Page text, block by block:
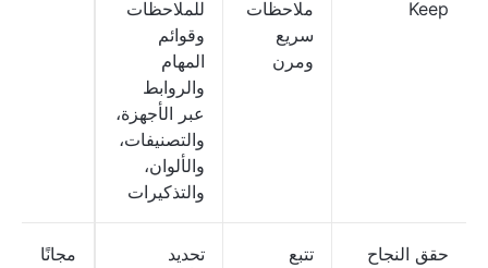
Keep
ملاحظات
سريع
ومرن
للملاحظات
وقوائم
المهام
والروابط
عبر الأجهزة،
والتصنيفات،
والألوان،
والتذكيرات
حقق النجاح
تتبع
تحديد
مجانًا